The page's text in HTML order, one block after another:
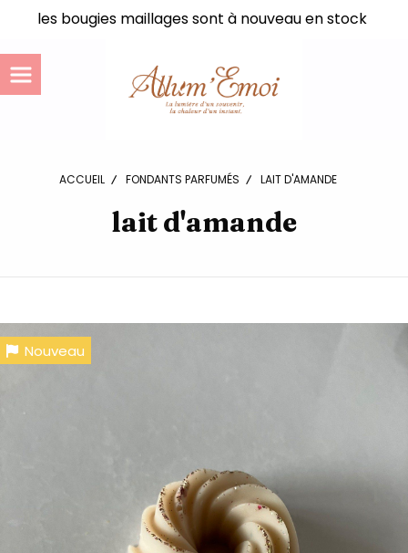
les bougies maillages sont à nouveau en stock
ACCUEIL FONDANTS PARFUMÉS LAIT D'AMANDE
lait d'amande
Nouveau